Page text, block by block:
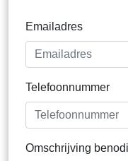
Emailadres
Telefoonnummer
Omschrijving